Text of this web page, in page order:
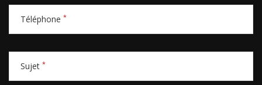
Téléphone *
Sujet *